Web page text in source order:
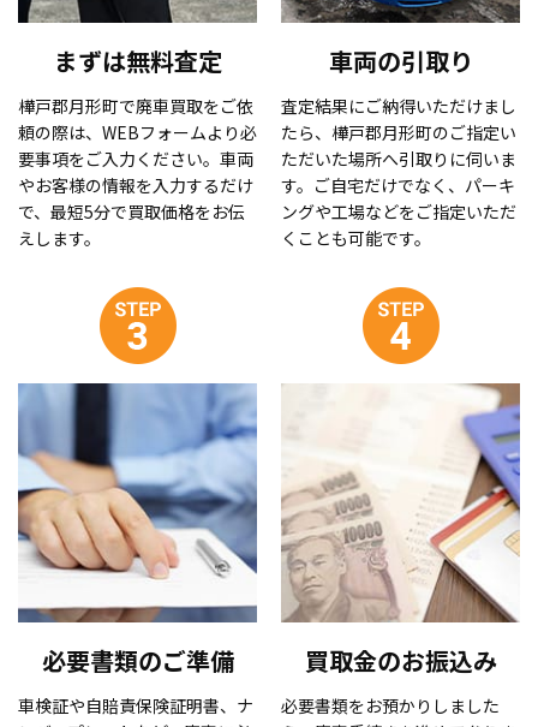
まずは無料査定
樺戸郡月形町で廃車買取をご依
頼の際は、WEBフォームより必
要事項をご入力ください。車両
やお客様の情報を入力するだけ
で、最短5分で買取価格をお伝
えします。
車両の引取り
査定結果にご納得いただけまし
たら、樺戸郡月形町のご指定い
ただいた場所へ引取りに伺いま
す。ご自宅だけでなく、パーキ
ングや工場などをご指定いただ
くことも可能です。
必要書類のご準備
車検証や自賠責保険証明書、ナ
買取金のお振込み
必要書類をお預かりしました